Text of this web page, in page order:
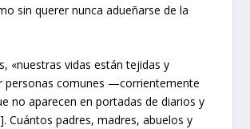
sin querer nunca adueñarse de la
«nuestras vidas están tejidas y
personas comunes —corrientemente
no aparecen en portadas de diarios y
Cuántos padres, madres, abuelos y